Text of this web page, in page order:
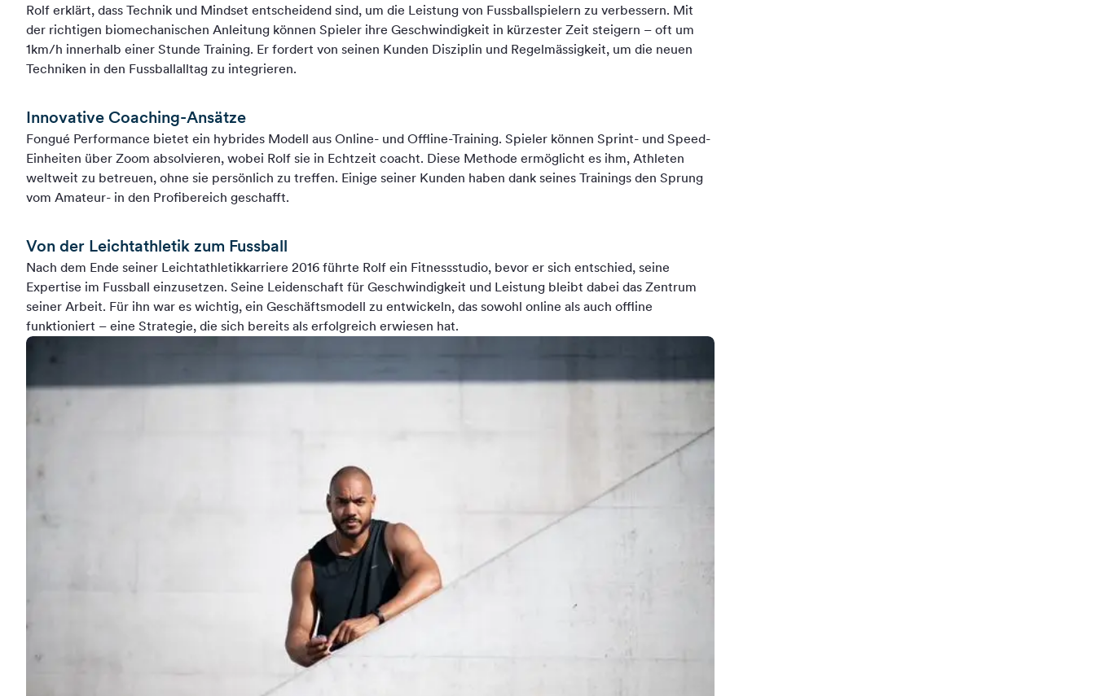
Rolf erklärt, dass Technik und Mindset entscheidend sind, um die Leistung von Fussballspielern zu verbessern. Mit
der richtigen biomechanischen Anleitung können Spieler ihre Geschwindigkeit in kürzester Zeit steigern – oft um
1km/h innerhalb einer Stunde Training. Er fordert von seinen Kunden Disziplin und Regelmässigkeit, um die neuen
Techniken in den Fussballalltag zu integrieren.
Innovative Coaching-Ansätze
Fongué Performance bietet ein hybrides Modell aus Online- und Offline-Training. Spieler können Sprint- und Speed-
Einheiten über Zoom absolvieren, wobei Rolf sie in Echtzeit coacht. Diese Methode ermöglicht es ihm, Athleten
weltweit zu betreuen, ohne sie persönlich zu treffen. Einige seiner Kunden haben dank seines Trainings den Sprung
vom Amateur- in den Profibereich geschafft.
Von der Leichtathletik zum Fussball
Nach dem Ende seiner Leichtathletikkarriere 2016 führte Rolf ein Fitnessstudio, bevor er sich entschied, seine
Expertise im Fussball einzusetzen. Seine Leidenschaft für Geschwindigkeit und Leistung bleibt dabei das Zentrum
seiner Arbeit. Für ihn war es wichtig, ein Geschäftsmodell zu entwickeln, das sowohl online als auch offline
funktioniert – eine Strategie, die sich bereits als erfolgreich erwiesen hat.